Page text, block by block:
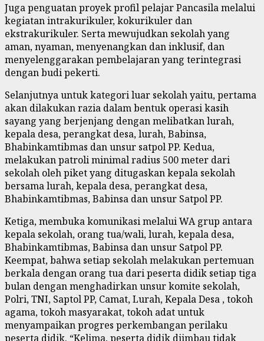
Juga penguatan proyek profil pelajar Pancasila melalui
kegiatan intrakurikuler, kokurikuler dan
ekstrakurikuler. Serta mewujudkan sekolah yang
aman, nyaman, menyenangkan dan inklusif, dan
menyelenggarakan pembelajaran yang terintegrasi
dengan budi pekerti.
Selanjutnya untuk kategori luar sekolah yaitu, pertama
akan dilakukan razia dalam bentuk operasi kasih
sayang yang berjenjang dengan melibatkan lurah,
kepala desa, perangkat desa, lurah, Babinsa,
Bhabinkamtibmas dan unsur satpol PP. Kedua,
melakukan patroli minimal radius 500 meter dari
sekolah oleh piket yang ditugaskan kepala sekolah
bersama lurah, kepala desa, perangkat desa,
Bhabinkamtibmas, Babinsa dan unsur Satpol PP.
Ketiga, membuka komunikasi melalui WA grup antara
kepala sekolah, orang tua/wali, lurah, kepala desa,
Bhabinkamtibmas, Babinsa dan unsur Satpol PP.
Keempat, bahwa setiap sekolah melakukan pertemuan
berkala dengan orang tua dari peserta didik setiap tiga
bulan dengan menghadirkan unsur komite sekolah,
Polri, TNI, Saptol PP, Camat, Lurah, Kepala Desa , tokoh
agama, tokoh masyarakat, tokoh adat untuk
menyampaikan progres perkembangan perilaku
peserta didik. “Kelima, peserta didik diimbau tidak